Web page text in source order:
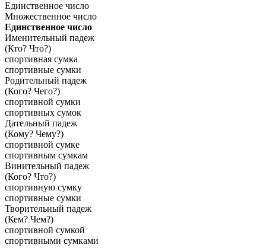
Единственное число
Множественное число
Единственное число
Именительный падеж
(Кто? Что?)
спортивная сумка
спортивные сумки
Родительный падеж
(Кого? Чего?)
спортивной сумки
спортивных сумок
Дательный падеж
(Кому? Чему?)
спортивной сумке
спортивным сумкам
Винительный падеж
(Кого? Что?)
спортивную сумку
спортивные сумки
Творительный падеж
(Кем? Чем?)
спортивной сумкой
спортивными сумками